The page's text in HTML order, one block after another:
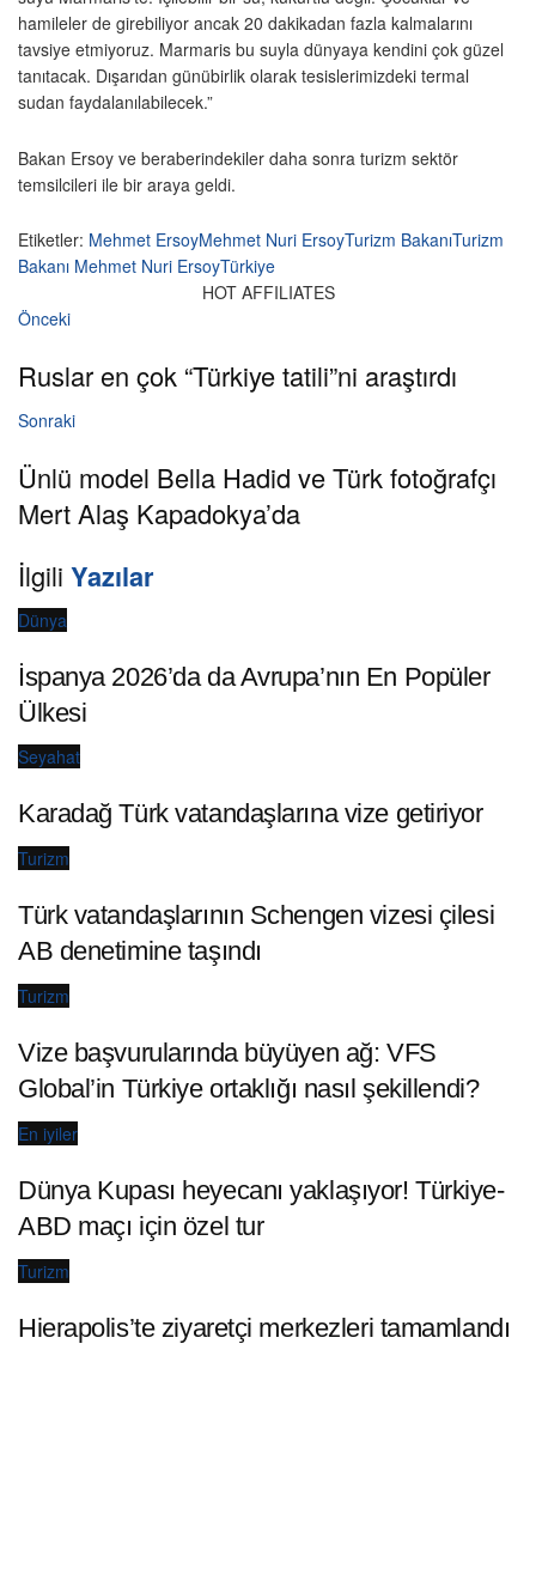
hamileler de girebiliyor ancak 20 dakikadan fazla kalmalarını
tavsiye etmiyoruz. Marmaris bu suyla dünyaya kendini çok güzel
tanıtacak. Dışarıdan günübirlik olarak tesislerimizdeki termal
sudan faydalanılabilecek.”
Bakan Ersoy ve beraberindekiler daha sonra turizm sektör
temsilcileri ile bir araya geldi.
Etiketler: Mehmet ErsoyMehmet Nuri ErsoyTurizm BakanıTurizm
Bakanı Mehmet Nuri ErsoyTürkiye
HOT AFFILIATES
Önceki
Ruslar en çok “Türkiye tatili”ni araştırdı
Sonraki
Ünlü model Bella Hadid ve Türk fotoğrafçı
Mert Alaş Kapadokya’da
İlgili Yazılar
Dünya
İspanya 2026’da da Avrupa’nın En Popüler
Ülkesi
Seyahat
Karadağ Türk vatandaşlarına vize getiriyor
Turizm
Türk vatandaşlarının Schengen vizesi çilesi
AB denetimine taşındı
Turizm
Vize başvurularında büyüyen ağ: VFS
Global’in Türkiye ortaklığı nasıl şekillendi?
En iyiler
Dünya Kupası heyecanı yaklaşıyor! Türkiye-
ABD maçı için özel tur
Turizm
Hierapolis’te ziyaretçi merkezleri tamamlandı